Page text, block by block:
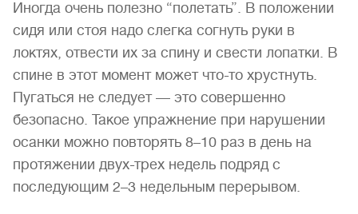
Иногда очень полезно “полетать”. В положении
сидя или стоя надо слегка согнуть руки в
локтях, отвести их за спину и свести лопатки. В
спине в этот момент может что-то хрустнуть.
Пугаться не следует — это совершенно
безопасно. Такое упражнение при нарушении
осанки можно повторять 8–10 раз в день на
протяжении двух-трех недель подряд с
последующим 2–3 недельным перерывом.